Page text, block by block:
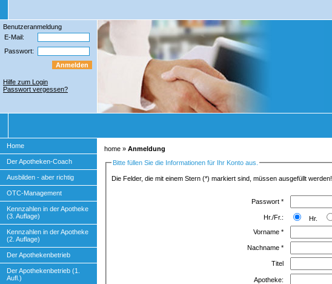
Benutzeranmeldung
E-Mail:
Passwort:
Hilfe zum Login
Passwort vergessen?
Home
Der Apotheken-Coach
Ausbilden - aber richtig
OTC-Management
Kennzahlen in der Apotheke
(3. Auflage)
Kennzahlen in der Apotheke
(2. Auflage)
Der Apothekenbetrieb
Der Apothekenbetrieb (1.
Aufl.)
home» Anmeldung
Bitte füllen Sie die Informationen für Ihr Konto aus.
Die Felder, die mit einem Stern (*) markiert sind, müssen ausgefüllt werden!
Passwort*
Hr./Fr.: Hr.
Vorname*
Nachname*
Titel
Apotheke: